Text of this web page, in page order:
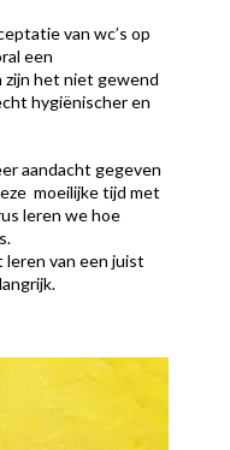
van wc’s op
een
het niet gewend
hygiënischer en
aandacht gegeven
moeilijke tijd met
leren we hoe
van een juist